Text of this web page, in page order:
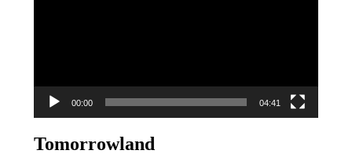
00:00 04:41
Tomorrowland